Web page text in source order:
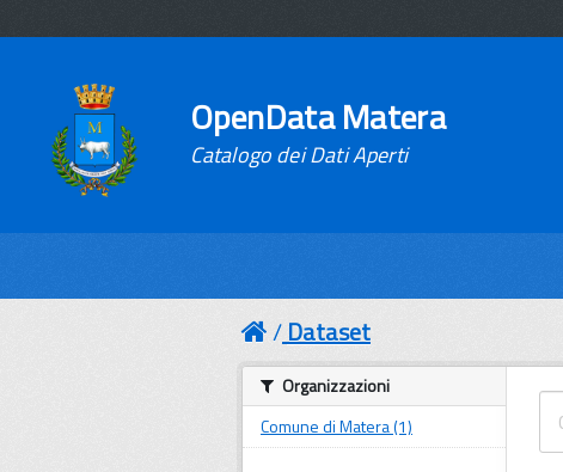
OpenData Matera
Catalogo dei Dati Aperti
Dataset
Organizzazioni
Comune di Matera (1)